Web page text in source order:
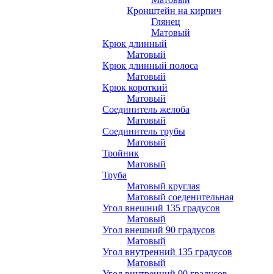
Кронштейн на кирпич
Глянец
Матовый
Крюк длинный
Матовый
Крюк длинный полоса
Матовый
Крюк короткий
Матовый
Соединитель желоба
Матовый
Соединитель трубы
Матовый
Тройник
Матовый
Труба
Матовый круглая
Матовый соеденительная
Угол внешний 135 градусов
Матовый
Угол внешний 90 градусов
Матовый
Угол внутренний 135 градусов
Матовый